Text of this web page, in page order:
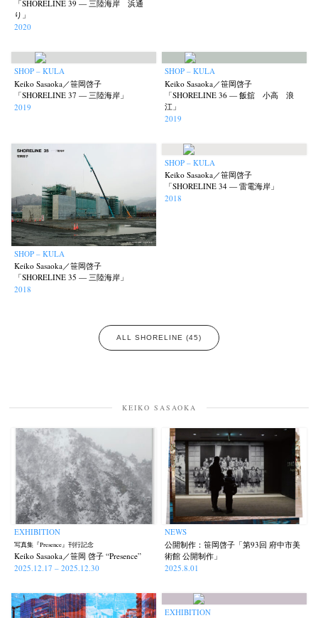
News Exhibition Members Workshop Documents Contact About Shop
Bookstores Newsletter
Akifumi Tanaka (7) Fumikiyo Nagamachi (27) Kazumichi Hashimoto
Kazuyuki Kawaguchi Keiko Sasaoka (267) Keizo Kitajima
Kota Kishi (101) Mariko Takahashi (23) Masako Matsui
Nana Kakuda (61) Naoki Ohji (66) Naonori Oshima
Park (7) photographers' gallery File
Postwar and Shōwa-Era
Renchan (21) Review (23)
「SHORELINE 39 — 三陸海岸 浜通
り」
2020
SHOP – KULA
Keiko Sasaoka／笹岡啓子
「SHORELINE 37 — 三陸海岸」
2019
SHOP – KULA
Keiko Sasaoka／笹岡啓子
「SHORELINE 36 — 飯舘 小高 浪
江」
2019
SHOP – KULA
Keiko Sasaoka／笹岡啓子
「SHORELINE 35 — 三陸海岸」
2018
SHOP – KULA
Keiko Sasaoka／笹岡啓子
「SHORELINE 34 — 雷電海岸」
2018
ALL SHORELINE (45)
KEIKO SASAOKA
EXHIBITION
写真集『Presence』刊行記念
Keiko Sasaoka／笹岡 啓子 “Presence”
2025.12.17 – 2025.12.30
NEWS
公開制作：笹岡啓子「第93回 府中市美
術館 公開制作」
2025.8.01
EXHIBITION